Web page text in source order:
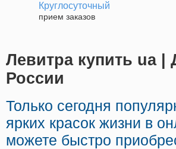
Круглосуточный
прием заказов
Левитра купить ua |
России
Только сегодня
ярких красок жизни в
можете быстро